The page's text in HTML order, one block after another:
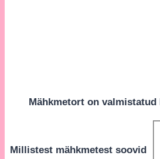
Mähkmetort on valmistatud
Millistest mähkmetest soovid